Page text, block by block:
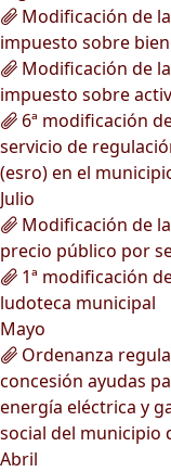
Modificación de
impuesto sobre
Modificación de
impuesto sobre
6ª modificación
servicio de
(esro) en el
Julio
Modificación de
precio público por
1ª modificación
ludoteca municipal
Mayo
Ordenanza
concesión ayudas
energía eléctrica y
social del municipio
Abril